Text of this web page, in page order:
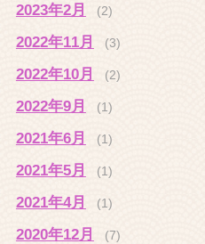
2023年2月 (2)
2022年11月 (3)
2022年10月 (2)
2022年9月 (1)
2021年6月 (1)
2021年5月 (1)
2021年4月 (1)
2020年12月 (7)